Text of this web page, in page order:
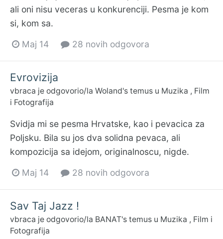
ali oni nisu veceras u konkurenciji. Pesma je kom
si, kom sa.
Maj 14 28 novih odgovora
Evrovizija
vbraca je odgovorio/la Woland's temus u Muzika , Film
i Fotografija
Svidja mi se pesma Hrvatske, kao i pevacica za
Poljsku. Bila su jos dva solidna pevaca, ali
kompozicija sa idejom, originalnoscu, nigde.
Maj 14 28 novih odgovora
Sav Taj Jazz !
vbraca je odgovorio/la BANAT's temus u Muzika , Film i
Fotografija